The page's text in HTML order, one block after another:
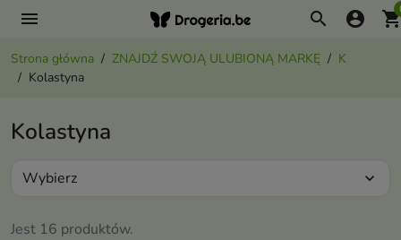
menu search account_circle
Strona główna ZNAJDŹ SWOJĄ ULUBIONĄ MARKĘ
K
Kolastyna
Kolastyna
Jest 16 produktów.
Wybierz expand_more